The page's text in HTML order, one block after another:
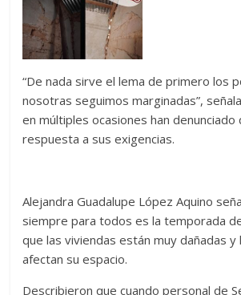
“De nada sirve el lema de primero los
nosotras seguimos marginadas”,
en múltiples ocasiones han denunciado
respuesta a sus exigencias.
Alejandra Guadalupe López Aquino
siempre para todos es la temporada
que las viviendas están muy dañadas
afectan su espacio.
Describieron que cuando personal de